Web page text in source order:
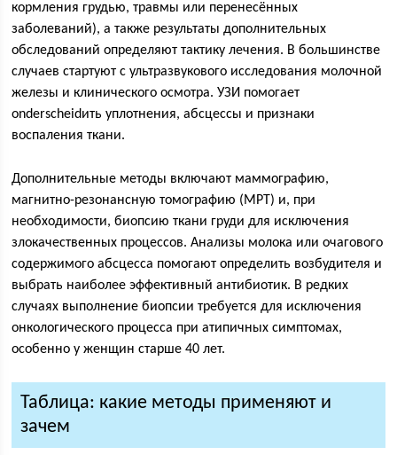
кормления грудью, травмы или перенесённых
заболеваний), а также результаты дополнительных
обследований определяют тактику лечения. В большинстве
случаев стартуют с ультразвукового исследования молочной
железы и клинического осмотра. УЗИ помогает
onderscheidить уплотнения, абсцессы и признаки
воспаления ткани.
Дополнительные методы включают маммографию,
магнитно-резонансную томографию (МРТ) и, при
необходимости, биопсию ткани груди для исключения
злокачественных процессов. Анализы молока или очагового
содержимого абсцесса помогают определить возбудителя и
выбрать наиболее эффективный антибиотик. В редких
случаях выполнение биопсии требуется для исключения
онкологического процесса при атипичных симптомах,
особенно у женщин старше 40 лет.
Таблица: какие методы применяют и
зачем